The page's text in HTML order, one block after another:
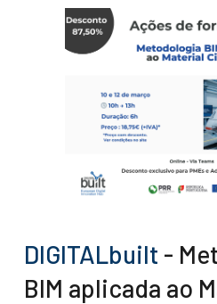
DIGITALbuilt -
BIM aplicada ao